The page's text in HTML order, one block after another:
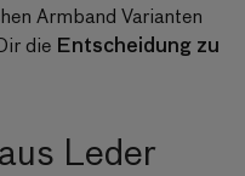
Armband Varianten
die Entscheidung zu
Leder